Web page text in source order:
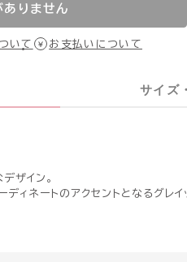
ありません
いて お支払いについて
サイズ
ザイン。
ディネートのアクセントとなるグレ